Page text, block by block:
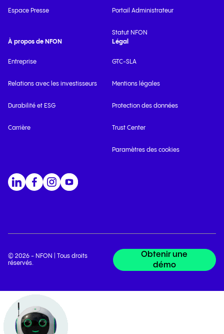
Espace Presse Portail Administrateur
Statut NFON
À propos de NFON
Entreprise
Relations avec les investisseurs
Durabilité et ESG
Carrière
Légal
GTC-SLA
Mentions légales
Protection des données
Trust Center
Paramètres des cookies
© 2026 - NFON | Tous droits
réservés.
Obtenir une
démo